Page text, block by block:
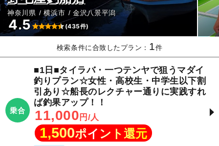
神奈川県 横浜市 金沢八景平潟
4.5 (435件)
検索条件に合致したプラン： 1件
乗合
■1日■タイラバ・一つテンヤで狙うマダイ
釣りプラン☆女性・高校生・中学生以下割
引あり☆船長のレクチャー通りに実践すれ
ば釣果アップ！！
11,000 円/人
1,500ポイント還元